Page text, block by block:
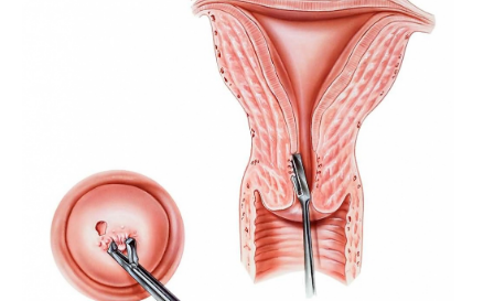
Процедуры для болезни Эрозия
шейки матки